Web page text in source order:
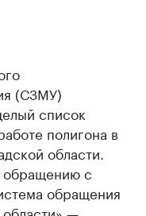
(СЗМУ)
список
полигона в
области.
обращению с
обращения